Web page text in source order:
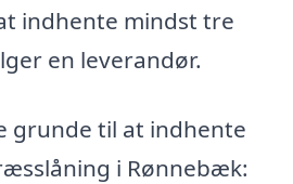
indhente mindst tre
en leverandør.
grunde til at indhente
i Rønnebæk: